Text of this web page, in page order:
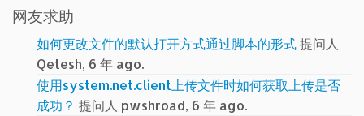
网友求助
如何更改文件的默认打开方式通过脚本的形式提问人
Qetesh, 6 年 ago.
使用system.net.client上传文件时如何获取上传是否
成功？ 提问人 pwshroad, 6 年 ago.